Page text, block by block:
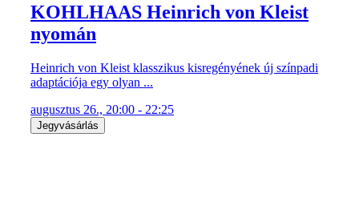
KOHLHAAS Heinrich von Kleist
nyomán
Heinrich von Kleist klasszikus kisregényének új színpadi
adaptációja egy olyan ...
augusztus 26., 20:00 - 22:25
Jegyvásárlás